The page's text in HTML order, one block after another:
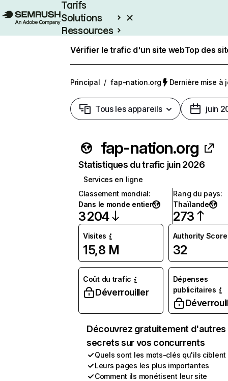
Tarifs
Solutions
Ressources
Vérifier le trafic d'un site webTop des
Principal / fap-nation.org Dernière mise à
Tous les appareils juin
fap-nation.org
Statistiques du trafic juin 2026
Services en ligne
Classement mondial:
Dans le monde entier
3 204
Rang du pays:
Thaïlande
273
Visites
15,8 M
Authority Score
32
Coût du trafic
Déverrouiller
Dépenses
publicitaires
Découvrez gratuitement d'autres
secrets sur vos concurrents
Quels sont les mots-clés qu'ils ciblent
Leurs pages les plus importantes
Comment ils monétisent leur site